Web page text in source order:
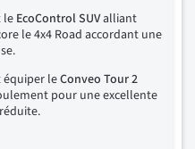
le EcoControl SUValliant
le 4x4 Road accordant une
leConveo Tour 2
pour une excellente